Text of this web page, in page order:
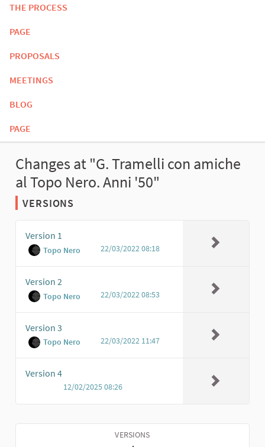
THE PROCESS
PAGE
PROPOSALS
MEETINGS
BLOG
PAGE
Changes at "G. Tramelli con amiche
al Topo Nero. Anni '50"
VERSIONS
Version 1
Topo Nero 22/03/2022 08:18
Version 2
Topo Nero 22/03/2022 08:53
Version 3
Topo Nero 22/03/2022 11:47
Version 4
12/02/2025 08:26
VERSIONS